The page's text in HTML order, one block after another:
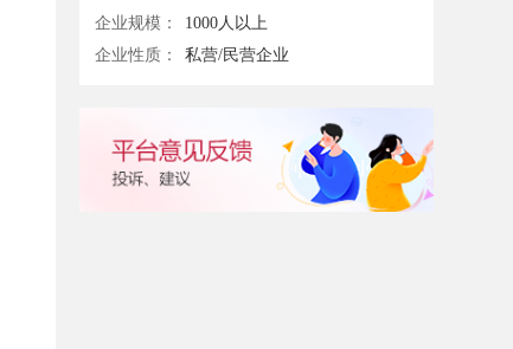
企业规模： 1000人以上
企业性质： 私营/民营企业